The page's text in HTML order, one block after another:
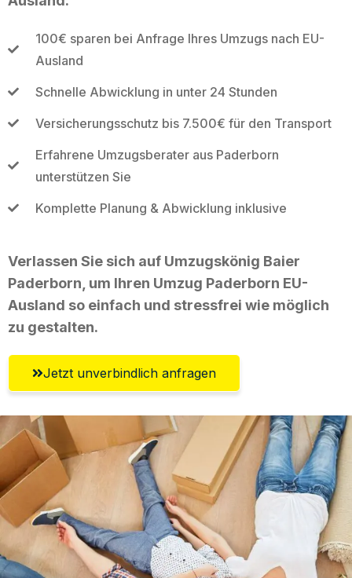
100€ sparen bei Anfrage Ihres Umzugs nach EU-
Ausland
Schnelle Abwicklung in unter 24 Stunden
Versicherungsschutz bis 7.500€ für den Transport
Erfahrene Umzugsberater aus Paderborn
unterstützen Sie
Komplette Planung & Abwicklung inklusive
Verlassen Sie sich auf Umzugskönig Baier
Paderborn, um Ihren Umzug Paderborn EU-
Ausland so einfach und stressfrei wie möglich
zu gestalten.
Jetzt unverbindlich anfragen